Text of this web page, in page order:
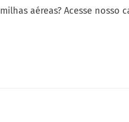
aéreas? Acesse nosso